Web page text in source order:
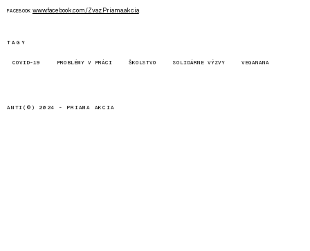
FACEBOOK www.facebook.com/Zvaz.Priama.akcia
TAGY
COVID-19 PROBLÉMY V PRÁCI ŠKOLSTVO SOLIDÁRNE VÝZVY VEGANANA
ANTI(©) 2024 - PRIAMA AKCIA